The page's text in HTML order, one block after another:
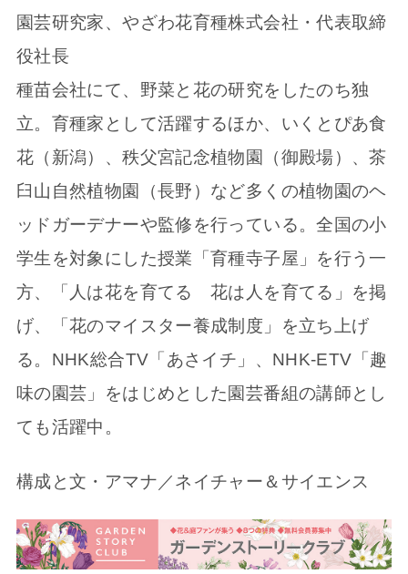
園芸研究家、やざわ花育種株式会社・代表取締
役社長
種苗会社にて、野菜と花の研究をしたのち独
立。育種家として活躍するほか、いくとぴあ食
花（新潟）、秩父宮記念植物園（御殿場）、茶
臼山自然植物園（長野）など多くの植物園のヘ
ッドガーデナーや監修を行っている。全国の小
学生を対象にした授業「育種寺子屋」を行う一
方、「人は花を育てる 花は人を育てる」を掲
げ、「花のマイスター養成制度」を立ち上げ
る。NHK総合TV「あさイチ」、NHK-ETV「趣
味の園芸」をはじめとした園芸番組の講師とし
ても活躍中。
構成と文・アマナ／ネイチャー＆サイエンス